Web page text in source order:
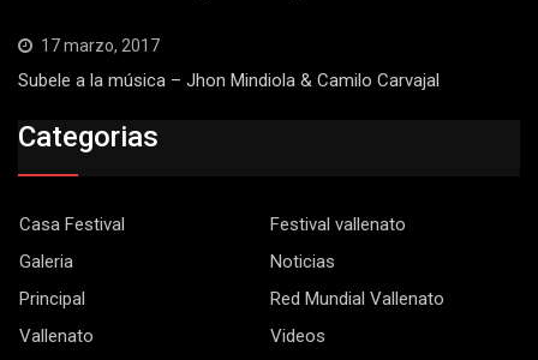
17 marzo, 2017
Subele a la música – Jhon Mindiola & Camilo Carvajal
Categorias
Casa Festival
Festival vallenato
Galeria
Noticias
Principal
Red Mundial Vallenato
Vallenato
Videos